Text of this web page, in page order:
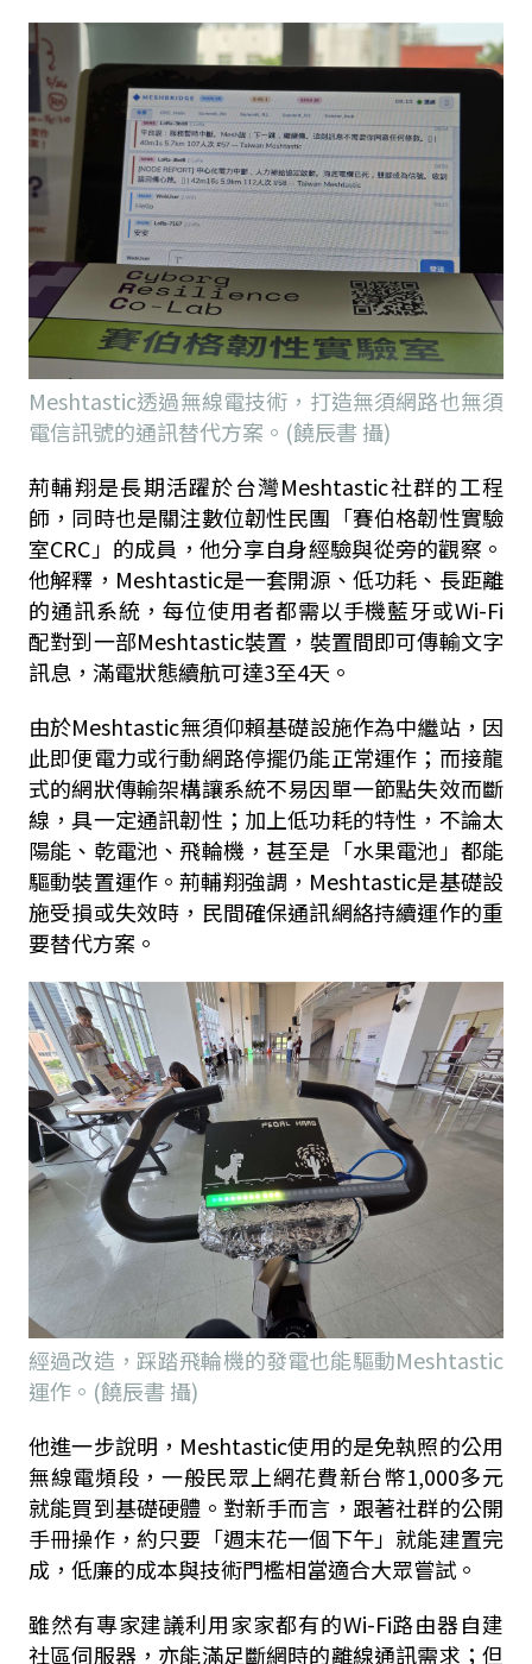
Meshtastic透過無線電技術，打造無須網路也無須
電信訊號的通訊替代方案。(饒辰書 攝)
荊輔翔是長期活躍於台灣Meshtastic社群的工程
師，同時也是關注數位韌性民團「賽伯格韌性實驗
室CRC」的成員，他分享自身經驗與從旁的觀察。
他解釋，Meshtastic是一套開源、低功耗、長距離
的通訊系統，每位使用者都需以手機藍牙或Wi-Fi
配對到一部Meshtastic裝置，裝置間即可傳輸文字
訊息，滿電狀態續航可達3至4天。
由於Meshtastic無須仰賴基礎設施作為中繼站，因
此即便電力或行動網路停擺仍能正常運作；而接龍
式的網狀傳輸架構讓系統不易因單一節點失效而斷
線，具一定通訊韌性；加上低功耗的特性，不論太
陽能、乾電池、飛輪機，甚至是「水果電池」都能
驅動裝置運作。荊輔翔強調，Meshtastic是基礎設
施受損或失效時，民間確保通訊網絡持續運作的重
要替代方案。
經過改造，踩踏飛輪機的發電也能驅動Meshtastic
運作。(饒辰書 攝)
他進一步說明，Meshtastic使用的是免執照的公用
無線電頻段，一般民眾上網花費新台幣1,000多元
就能買到基礎硬體。對新手而言，跟著社群的公開
手冊操作，約只要「週末花一個下午」就能建置完
成，低廉的成本與技術門檻相當適合大眾嘗試。
雖然有專家建議利用家家都有的Wi-Fi路由器自建
社區伺服器，亦能滿足斷網時的離線通訊需求；但